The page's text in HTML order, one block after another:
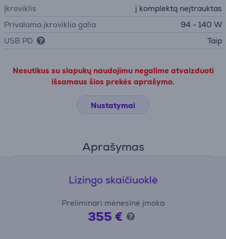
Įkroviklis
į komplektą neįtrauktas
Privaloma įkroviklio galia
94 - 140 W
USB PD
Taip
Nesutikus su slapukų naudojimu negalime atvaizduoti
išsamaus šios prekės aprašymo.
Nustatymai
Aprašymas
Lizingo skaičiuoklė
Preliminari mėnesinė įmoka
355 €